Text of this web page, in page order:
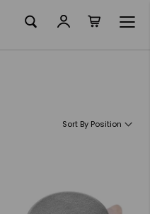
Sort By